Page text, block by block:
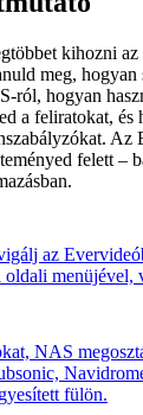
kihozni
meg, hogyan
ról, hogyan
a feliratokat, és
felett –
az
oldali
NAS
fülön.